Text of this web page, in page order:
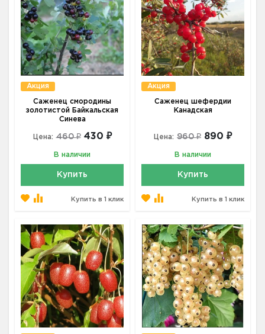
Акция
Саженец смородины
золотистой Байкальская
Синева
Цена: 460 ₽ 430 ₽
В наличии
Купить
Купить в 1 клик
Акция
Саженец шефердии
Канадская
Цена: 960 ₽ 890 ₽
В наличии
Купить
Купить в 1 клик